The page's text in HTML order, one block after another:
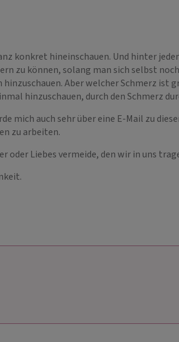
konkret hineinschauen. Und hinter
zu können, solang man sich selbst
Aber welcher Schmerz ist
hinzuschauen, durch den Schmerz
mich auch sehr über eine E-Mail zu
zu arbeiten.
Liebes vermeide, den wir in uns